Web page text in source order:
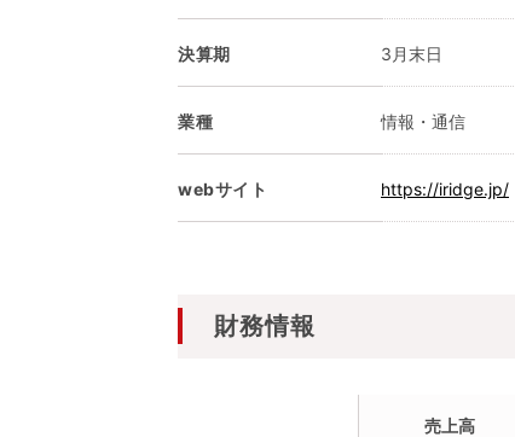
決算期 3月末日
業種 情報・通信
webサイト https://iridge.jp/
財務情報
売上高